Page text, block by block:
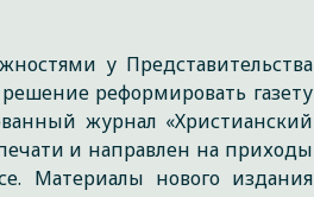
у Представительства
реформировать газету
журнал «Христианский
и направлен на приходы
Материалы нового издания